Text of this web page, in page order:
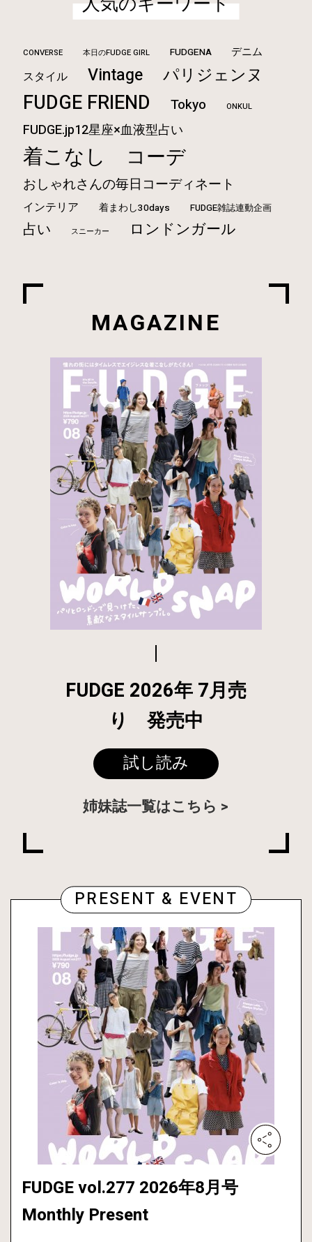
CONVERSE 本日のFUDGE GIRL FUDGENA デニム
スタイル Vintage パリジェンヌ
FUDGE FRIEND Tokyo ONKUL
FUDGE.jp12星座×血液型占い
着こなし コーデ
おしゃれさんの毎日コーディネート
インテリア 着まわし30days FUDGE雑誌連動企画
占い スニーカー ロンドンガール
MAGAZINE
FUDGE 2026年 7月売
り 発売中
試し読み
姉妹誌一覧はこちら
PRESENT & EVENT
FUDGE vol.277 2026年8月号
Monthly Present